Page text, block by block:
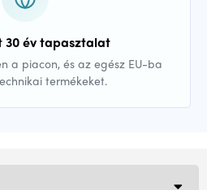
30 év tapasztalat
a piacon, és az egész EU-ba
termékeket.